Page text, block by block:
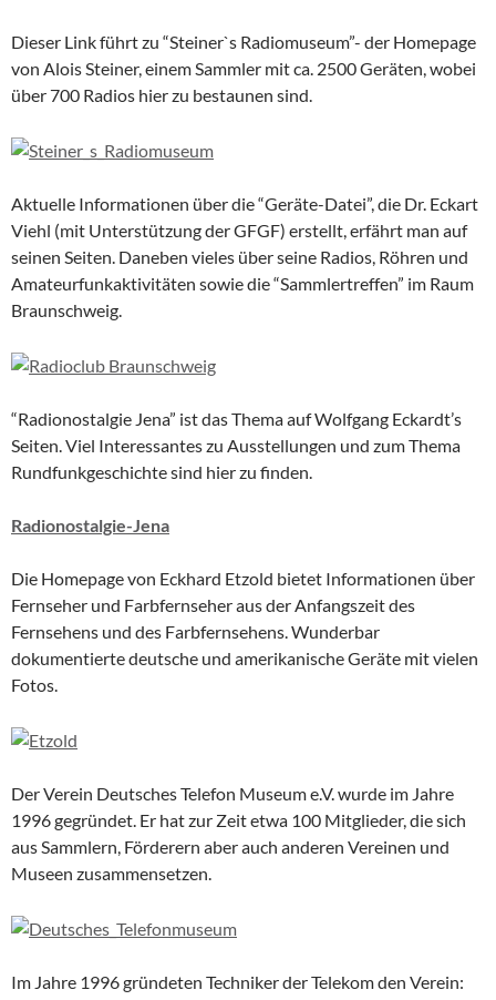
Dieser Link führt zu “Steiner`s Radiomuseum”- der Homepage
von Alois Steiner, einem Sammler mit ca. 2500 Geräten, wobei
über 700 Radios hier zu bestaunen sind.
Aktuelle Informationen über die “Geräte-Datei”, die Dr. Eckart
Viehl (mit Unterstützung der GFGF) erstellt, erfährt man auf
seinen Seiten. Daneben vieles über seine Radios, Röhren und
Amateurfunkaktivitäten sowie die “Sammlertreffen” im Raum
Braunschweig.
“Radionostalgie Jena” ist das Thema auf Wolfgang Eckardt’s
Seiten. Viel Interessantes zu Ausstellungen und zum Thema
Rundfunkgeschichte sind hier zu finden.
Radionostalgie-Jena
Die Homepage von Eckhard Etzold bietet Informationen über
Fernseher und Farbfernseher aus der Anfangszeit des
Fernsehens und des Farbfernsehens. Wunderbar
dokumentierte deutsche und amerikanische Geräte mit vielen
Fotos.
Der Verein Deutsches Telefon Museum e.V. wurde im Jahre
1996 gegründet. Er hat zur Zeit etwa 100 Mitglieder, die sich
aus Sammlern, Förderern aber auch anderen Vereinen und
Museen zusammensetzen.
Im Jahre 1996 gründeten Techniker der Telekom den Verein: